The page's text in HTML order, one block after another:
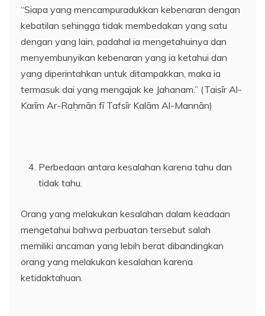
“Siapa yang mencampuradukkan kebenaran dengan
kebatilan sehingga tidak membedakan yang satu
dengan yang lain, padahal ia mengetahuinya dan
menyembunyikan kebenaran yang ia ketahui dan
yang diperintahkan untuk ditampakkan, maka ia
termasuk dai yang mengajak ke Jahanam.” (Taisīr Al-
Karīm Ar-Raḥmān fī Tafsīr Kalām Al-Mannān)
Perbedaan antara kesalahan karena tahu dan
tidak tahu.
Orang yang melakukan kesalahan dalam keadaan
mengetahui bahwa perbuatan tersebut salah
memiliki ancaman yang lebih berat dibandingkan
orang yang melakukan kesalahan karena
ketidaktahuan.